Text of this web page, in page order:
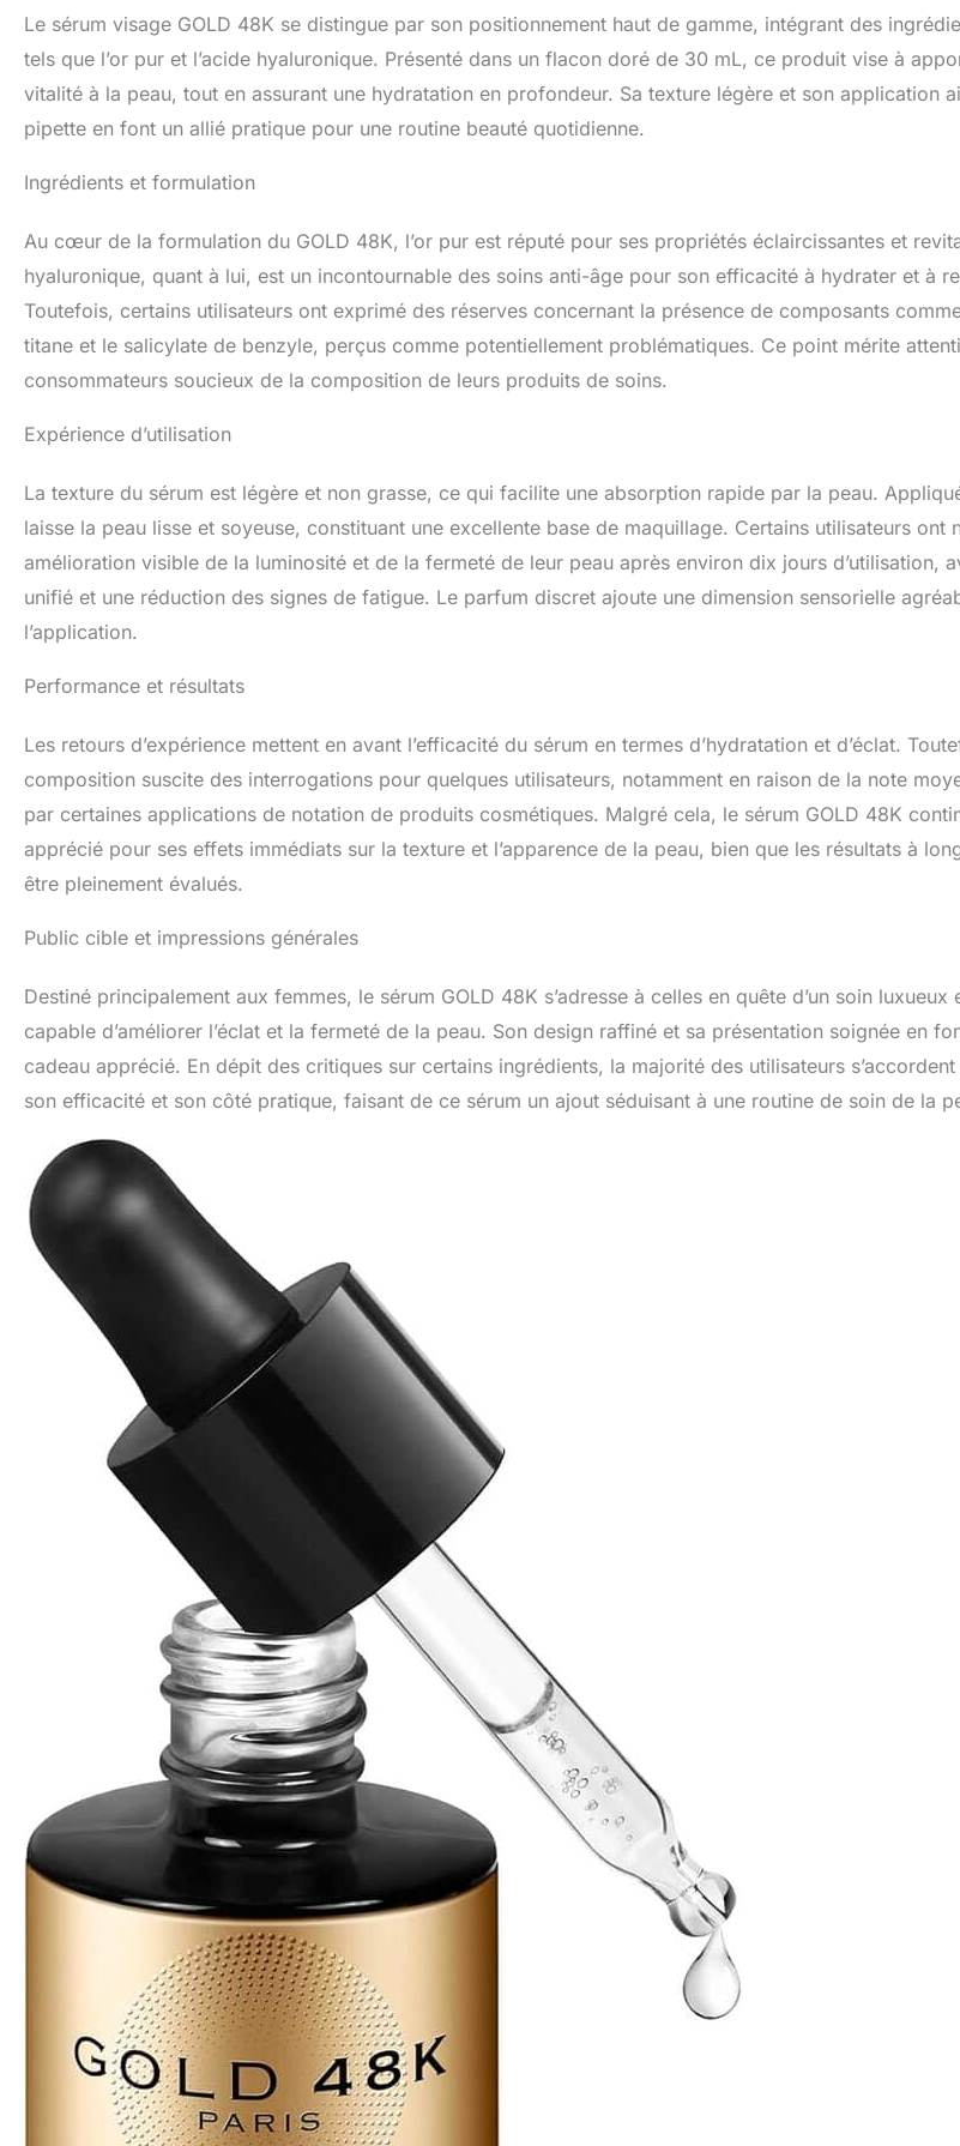
en France. Cette fabrication 100% française est gage de savoir-faire,
de qualité.
Le sérum visage GOLD 48K se distingue par son positionnement haut de gamme, intégrant des
tels que l’or pur et l’acide hyaluronique. Présenté dans un flacon doré de 30 mL, ce produit vise à
vitalité à la peau, tout en assurant une hydratation en profondeur. Sa texture légère et son application
pipette en font un allié pratique pour une routine beauté quotidienne.
Ingrédients et formulation
Au cœur de la formulation du GOLD 48K, l’or pur est réputé pour ses propriétés éclaircissantes et
hyaluronique, quant à lui, est un incontournable des soins anti-âge pour son efficacité à hydrater et à
Toutefois, certains utilisateurs ont exprimé des réserves concernant la présence de composants
titane et le salicylate de benzyle, perçus comme potentiellement problématiques. Ce point mérite
consommateurs soucieux de la composition de leurs produits de soins.
Expérience d’utilisation
La texture du sérum est légère et non grasse, ce qui facilite une absorption rapide par la peau.
laisse la peau lisse et soyeuse, constituant une excellente base de maquillage. Certains utilisateurs ont
amélioration visible de la luminosité et de la fermeté de leur peau après environ dix jours d’utilisation,
unifié et une réduction des signes de fatigue. Le parfum discret ajoute une dimension sensorielle
l’application.
Performance et résultats
Les retours d’expérience mettent en avant l’efficacité du sérum en termes d’hydratation et d’éclat.
composition suscite des interrogations pour quelques utilisateurs, notamment en raison de la note
par certaines applications de notation de produits cosmétiques. Malgré cela, le sérum GOLD 48K
apprécié pour ses effets immédiats sur la texture et l’apparence de la peau, bien que les résultats à
être pleinement évalués.
Public cible et impressions générales
Destiné principalement aux femmes, le sérum GOLD 48K s’adresse à celles en quête d’un soin luxueux
capable d’améliorer l’éclat et la fermeté de la peau. Son design raffiné et sa présentation soignée en
cadeau apprécié. En dépit des critiques sur certains ingrédients, la majorité des utilisateurs
son efficacité et son côté pratique, faisant de ce sérum un ajout séduisant à une routine de soin de la